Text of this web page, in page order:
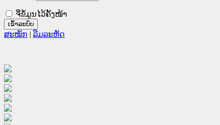
ຈື່ຂໍ້ມູນໄວ້ຄັ້ງໜ້າ
ສະໝັກ | ລືມລະຫັດ